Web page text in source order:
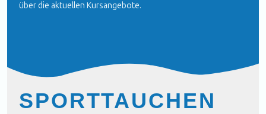
über die aktuellen Kursangebote.
SPORTTAUCHEN